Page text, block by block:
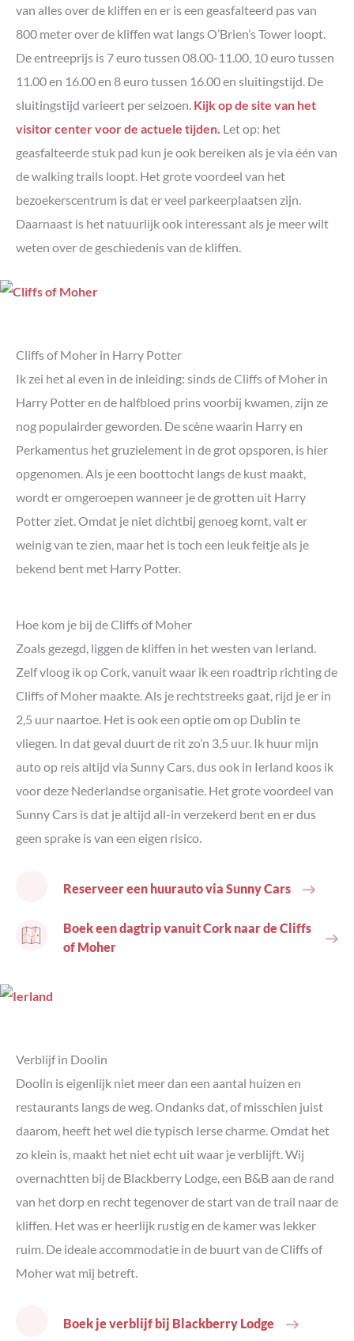
van alles over de kliffen en er is een geasfalteerd pas van
800 meter over de kliffen wat langs O’Brien’s Tower loopt.
De entreeprijs is 7 euro tussen 08.00-11.00, 10 euro tussen
11.00 en 16.00 en 8 euro tussen 16.00 en sluitingstijd. De
sluitingstijd varieert per seizoen. Kijk op de site van het
visitor center voor de actuele tijden. Let op: het
geasfalteerde stuk pad kun je ook bereiken als je via één van
de walking trails loopt. Het grote voordeel van het
bezoekerscentrum is dat er veel parkeerplaatsen zijn.
Daarnaast is het natuurlijk ook interessant als je meer wilt
weten over de geschiedenis van de kliffen.
Cliffs of Moher in Harry Potter
Ik zei het al even in de inleiding: sinds de Cliffs of Moher in
Harry Potter en de halfbloed prins voorbij kwamen, zijn ze
nog populairder geworden. De scène waarin Harry en
Perkamentus het gruzielement in de grot opsporen, is hier
opgenomen. Als je een boottocht langs de kust maakt,
wordt er omgeroepen wanneer je de grotten uit Harry
Potter ziet. Omdat je niet dichtbij genoeg komt, valt er
weinig van te zien, maar het is toch een leuk feitje als je
bekend bent met Harry Potter.
Hoe kom je bij de Cliffs of Moher
Zoals gezegd, liggen de kliffen in het westen van Ierland.
Zelf vloog ik op Cork, vanuit waar ik een roadtrip richting de
Cliffs of Moher maakte. Als je rechtstreeks gaat, rijd je er in
2,5 uur naartoe. Het is ook een optie om op Dublin te
vliegen. In dat geval duurt de rit zo’n 3,5 uur. Ik huur mijn
auto op reis altijd via Sunny Cars, dus ook in Ierland koos ik
voor deze Nederlandse organisatie. Het grote voordeel van
Sunny Cars is dat je altijd all-in verzekerd bent en er dus
geen sprake is van een eigen risico.
Reserveer een huurauto via Sunny Cars
Boek een dagtrip vanuit Cork naar de Cliffs
of Moher
Verblijf in Doolin
Doolin is eigenlijk niet meer dan een aantal huizen en
restaurants langs de weg. Ondanks dat, of misschien juist
daarom, heeft het wel die typisch Ierse charme. Omdat het
zo klein is, maakt het niet echt uit waar je verblijft. Wij
overnachtten bij de Blackberry Lodge, een B&B aan de rand
van het dorp en recht tegenover de start van de trail naar de
kliffen. Het was er heerlijk rustig en de kamer was lekker
ruim. De ideale accommodatie in de buurt van de Cliffs of
Moher wat mij betreft.
Boek je verblijf bij Blackberry Lodge